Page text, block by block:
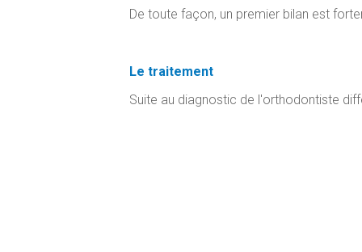
De toute façon, un premier bilan est
Le traitement
Suite au diagnostic de l'orthodontiste